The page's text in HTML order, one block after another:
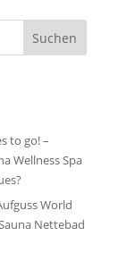
to go! –
Wellness Spa
World
Nettebad